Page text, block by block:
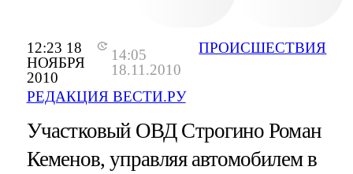
12:23 18
НОЯБРЯ
2010
14:05
18.11.2010
РЕДАКЦИЯ ВЕСТИ.РУ
ПРОИСШЕСТВИЯ
Участковый ОВД Строгино Роман
Кеменов, управляя автомобилем в